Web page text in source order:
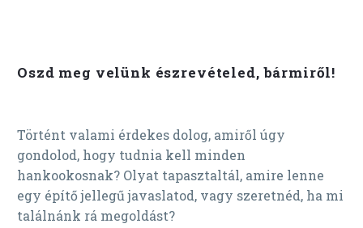
Oszd meg velünk észrevételed, bármiről!
Történt valami érdekes dolog, amiről úgy
gondolod, hogy tudnia kell minden
hankookosnak? Olyat tapasztaltál, amire lenne
egy építő jellegű javaslatod, vagy szeretnéd, ha mi
találnánk rá megoldást?